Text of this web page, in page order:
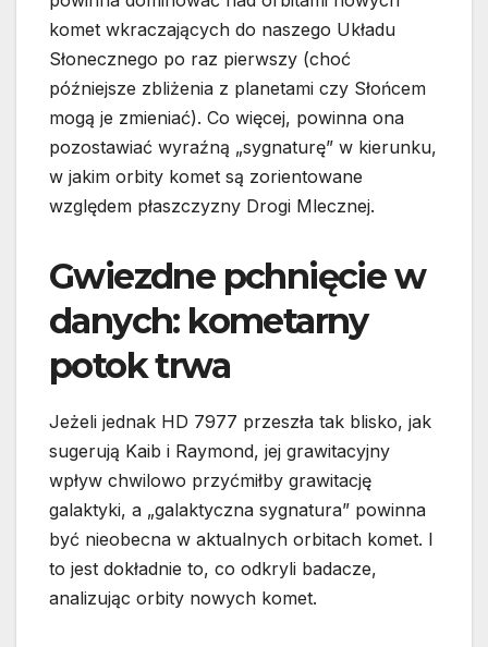
komet wkraczających do naszego Układu
Słonecznego po raz pierwszy (choć
późniejsze zbliżenia z planetami czy Słońcem
mogą je zmieniać). Co więcej, powinna ona
pozostawiać wyraźną „sygnaturę” w kierunku,
w jakim orbity komet są zorientowane
względem płaszczyzny Drogi Mlecznej.
Gwiezdne pchnięcie w
danych: kometarny
potok trwa
Jeżeli jednak HD 7977 przeszła tak blisko, jak
sugerują Kaib i Raymond, jej grawitacyjny
wpływ chwilowo przyćmiłby grawitację
galaktyki, a „galaktyczna sygnatura” powinna
być nieobecna w aktualnych orbitach komet. I
to jest dokładnie to, co odkryli badacze,
analizując orbity nowych komet.